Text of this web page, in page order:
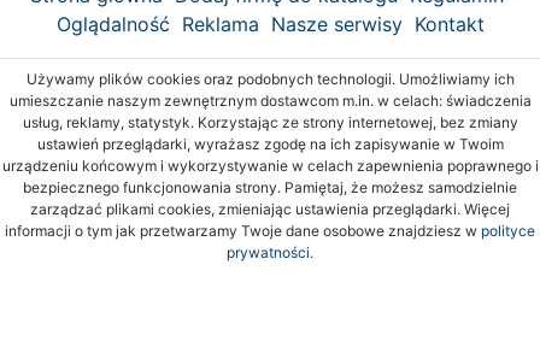
Oglądalność Reklama Nasze serwisy Kontakt
Używamy plików cookies oraz podobnych technologii. Umożliwiamy ich
umieszczanie naszym zewnętrznym dostawcom m.in. w celach: świadczenia
usług, reklamy, statystyk. Korzystając ze strony internetowej, bez zmiany
ustawień przeglądarki, wyrażasz zgodę na ich zapisywanie w Twoim
urządzeniu końcowym i wykorzystywanie w celach zapewnienia poprawnego i
bezpiecznego funkcjonowania strony. Pamiętaj, że możesz samodzielnie
zarządzać plikami cookies, zmieniając ustawienia przeglądarki. Więcej
informacji o tym jak przetwarzamy Twoje dane osobowe znajdziesz w polityce
prywatności.